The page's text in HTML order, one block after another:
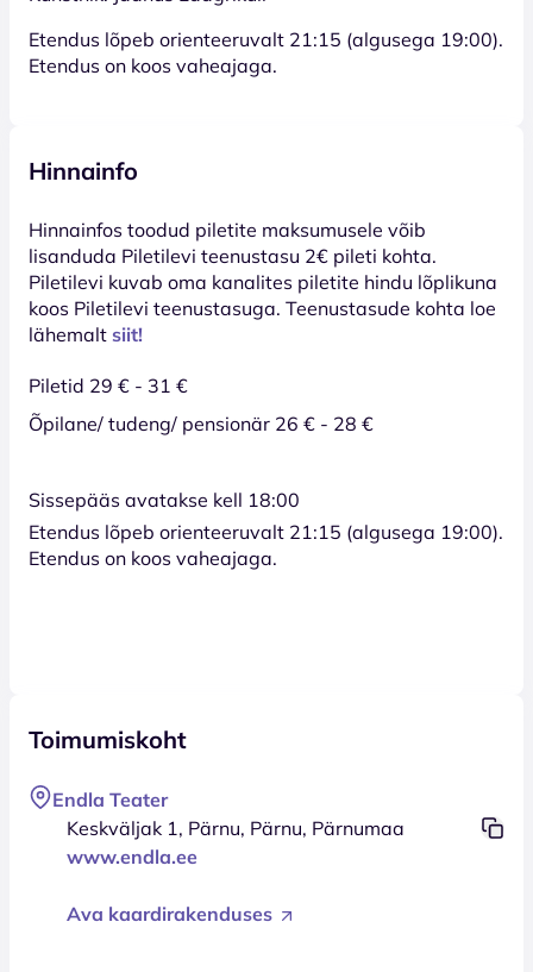
Etendus lõpeb orienteeruvalt 21:15 (algusega 19:00).
Etendus on koos vaheajaga.
Hinnainfo
Hinnainfos toodud piletite maksumusele võib
lisanduda Piletilevi teenustasu 2€ pileti kohta.
Piletilevi kuvab oma kanalites piletite hindu lõplikuna
koos Piletilevi teenustasuga. Teenustasude kohta loe
lähemalt siit!
Piletid 29 € - 31 €
Õpilane/ tudeng/ pensionär 26 € - 28 €
Sissepääs avatakse kell 18:00
Etendus lõpeb orienteeruvalt 21:15 (algusega 19:00).
Etendus on koos vaheajaga.
Toimumiskoht
Endla Teater
Keskväljak 1, Pärnu, Pärnu, Pärnumaa
www.endla.ee
Ava kaardirakenduses